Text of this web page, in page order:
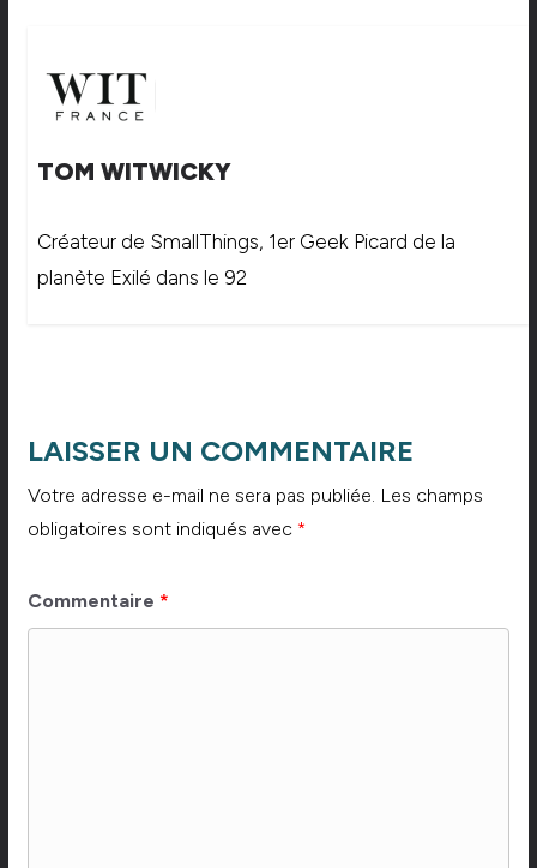
TOM WITWICKY
Créateur de SmallThings, 1er Geek Picard de la
planète Exilé dans le 92
LAISSER UN COMMENTAIRE
Votre adresse e-mail ne sera pas publiée. Les champs
obligatoires sont indiqués avec *
Commentaire *